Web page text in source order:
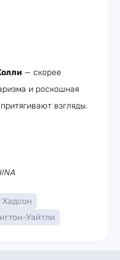
— скорее
и роскошная
взгляды.
Хадсон
Уайтли